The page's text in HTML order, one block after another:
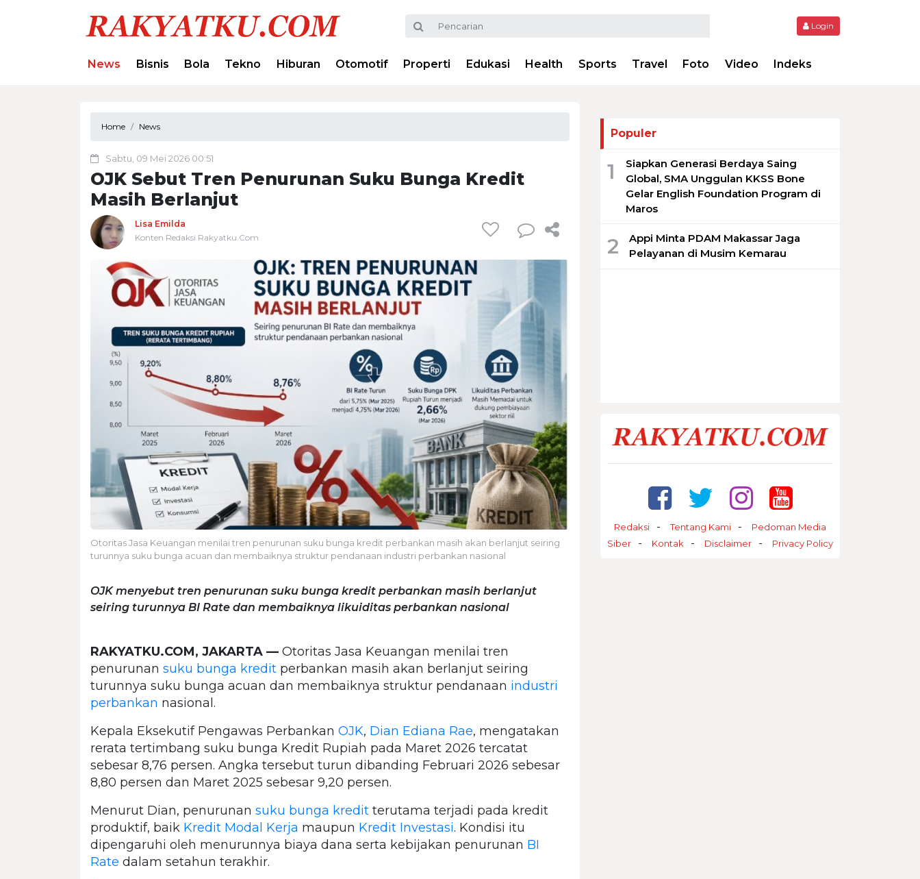
Login
News Bisnis Bola Tekno Hiburan Otomotif Properti Edukasi Health Sports Travel Foto Video Indeks
Home News
Sabtu, 09 Mei 2026 00:51
OJK Sebut Tren Penurunan Suku Bunga Kredit
Masih Berlanjut
Lisa Emilda
Konten Redaksi Rakyatku.Com
Otoritas Jasa Keuangan menilai tren penurunan suku bunga kredit perbankan masih akan berlanjut seiring
turunnya suku bunga acuan dan membaiknya struktur pendanaan industri perbankan nasional
OJK menyebut tren penurunan suku bunga kredit perbankan masih berlanjut
seiring turunnya BI Rate dan membaiknya likuiditas perbankan nasional
RAKYATKU.COM, JAKARTA — Otoritas Jasa Keuangan menilai tren
penurunan suku bunga kredit perbankan masih akan berlanjut seiring
turunnya suku bunga acuan dan membaiknya struktur pendanaan industri
perbankan nasional.
Kepala Eksekutif Pengawas Perbankan OJK, Dian Ediana Rae, mengatakan
rerata tertimbang suku bunga Kredit Rupiah pada Maret 2026 tercatat
sebesar 8,76 persen. Angka tersebut turun dibanding Februari 2026 sebesar
8,80 persen dan Maret 2025 sebesar 9,20 persen.
Menurut Dian, penurunan suku bunga kredit terutama terjadi pada kredit
produktif, baik Kredit Modal Kerja maupun Kredit Investasi. Kondisi itu
dipengaruhi oleh menurunnya biaya dana serta kebijakan penurunan BI
Rate dalam setahun terakhir.
Populer
1
Siapkan Generasi Berdaya Saing
Global, SMA Unggulan KKSS Bone
Gelar English Foundation Program di
Maros
2
Appi Minta PDAM Makassar Jaga
Pelayanan di Musim Kemarau
Redaksi Tentang Kami
Pedoman Media
Siber
Kontak Disclaimer Privacy Policy